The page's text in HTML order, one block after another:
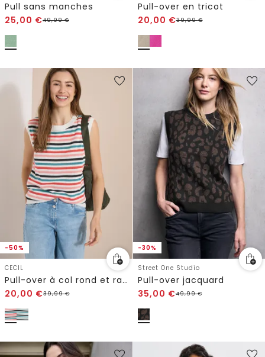
Pull sans manches
25,00 €49,99€
Pull-over en tricot
20,00 €39,99€
-50%
CECIL
Pull-over à col rond et rayures
20,00 €39,99€
-30%
Street One Studio
Pull-over jacquard
35,00 €49,99€